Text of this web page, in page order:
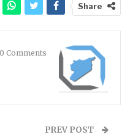
Share
0 Comments